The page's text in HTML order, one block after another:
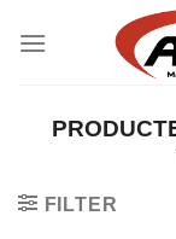
naar
FILTER